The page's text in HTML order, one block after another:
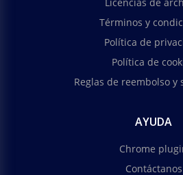
Licencias de
Términos y
Política de
Política de
Reglas de reembolso y
AYUDA
Chrome
Contáctanos